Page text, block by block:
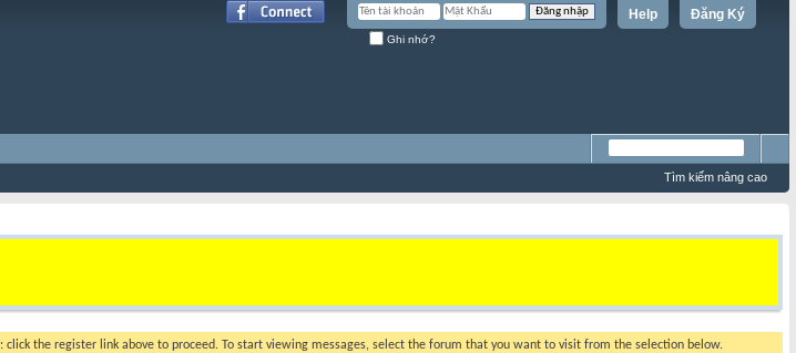
Đăng Ký
Help
Ghi nhớ?
Tìm kiếm nâng cao
click the register link above to proceed. To start viewing messages, select the forum that you want to visit from the selection below.